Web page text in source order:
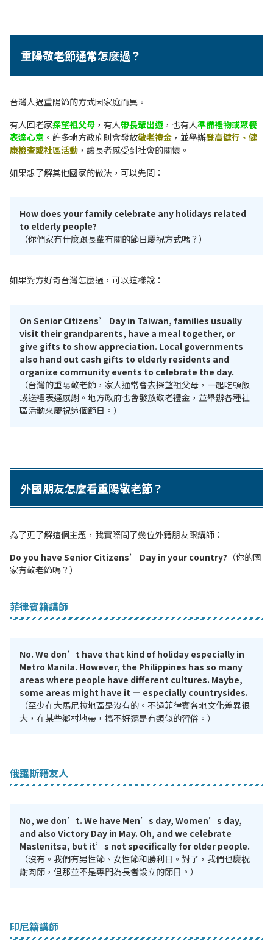
重陽敬老節通常怎麼過？
台灣人過重陽節的方式因家庭而異。
有人回老家探望祖父母 ，有人帶長輩出遊 ，也有人準備禮物或聚餐
表達心意 。許多地方政府則會發放敬老禮金 ，並舉辦登高健行、健
康檢查或社區活動 ，讓長者感受到社會的關懷。
如果想了解其他國家的做法，可以先問：
How does your family celebrate any holidays related
to elderly people?
（你們家有什麼跟長輩有關的節日慶祝方式嗎？）
如果對方好奇台灣怎麼過，可以這樣說：
On Senior Citizens’ Day in Taiwan, families usually
visit their grandparents, have a meal together, or
give gifts to show appreciation. Local governments
also hand out cash gifts to elderly residents and
organize community events to celebrate the day.
（台灣的重陽敬老節，家人通常會去探望祖父母，一起吃頓飯
或送禮表達感謝。地方政府也會發放敬老禮金，並舉辦各種社
區活動來慶祝這個節日。）
外國朋友怎麼看重陽敬老節？
為了更了解這個主題，我實際問了幾位外籍朋友跟講師：
Do you have Senior Citizens’ Day in your country? （你的國
家有敬老節嗎？）
菲律賓籍講師
No. We don’t have that kind of holiday especially in
Metro Manila. However, the Philippines has so many
areas where people have different cultures. Maybe,
some areas might have it — especially countrysides.
（至少在大馬尼拉地區是沒有的。不過菲律賓各地文化差異很
大，在某些鄉村地帶，搞不好還是有類似的習俗。）
俄羅斯籍友人
No, we don’t. We have Men’s day, Women’s day,
and also Victory Day in May. Oh, and we celebrate
Maslenitsa, but it’s not specifically for older people.
（沒有。我們有男性節、女性節和勝利日。對了，我們也慶祝
謝肉節，但那並不是專門為長者設立的節日。）
印尼籍講師